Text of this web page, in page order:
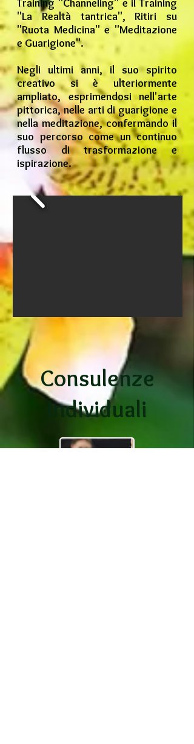
Training "Channeling" e il Training
"La Realtà tantrica", Ritiri su
"Ruota Medicina" e "Meditazione
e Guarigione".
Negli ultimi anni, il suo spirito
creativo si è ulteriormente
ampliato, esprimendosi nell'arte
pittorica, nelle arti di guarigione e
nella meditazione, confermando il
suo percorso come un continuo
flusso di trasformazione e
ispirazione.
Consulenze
Individuali